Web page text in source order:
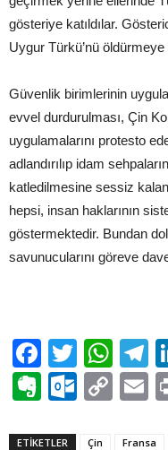
gösteriye katıldılar.
Uygur Türkü’nü
Güvenlik birimlerinin
evvel durdurulması, Çin
uygulamalarını protesto
adlandırılıp idam
katledilmesine sessiz
hepsi, insan haklarının
göstermektedir. Bundan
savunucularını göreve
Facebook
Twitter
Evernote
ETİKETLER Çin Fransa